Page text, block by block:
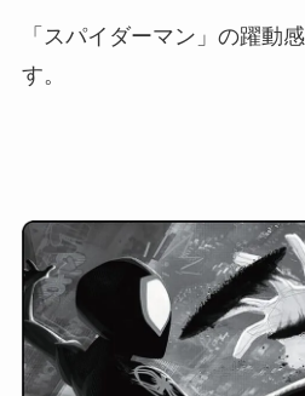
「スパイダーマン」の躍動
す。